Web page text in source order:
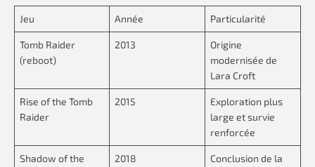
Jeu Année Particularité
Tomb Raider
(reboot)
2013
Origine
modernisée de
Lara Croft
Rise of the Tomb
Raider
2015
Exploration plus
large et survie
renforcée
Shadow of the
2018
Conclusion de la